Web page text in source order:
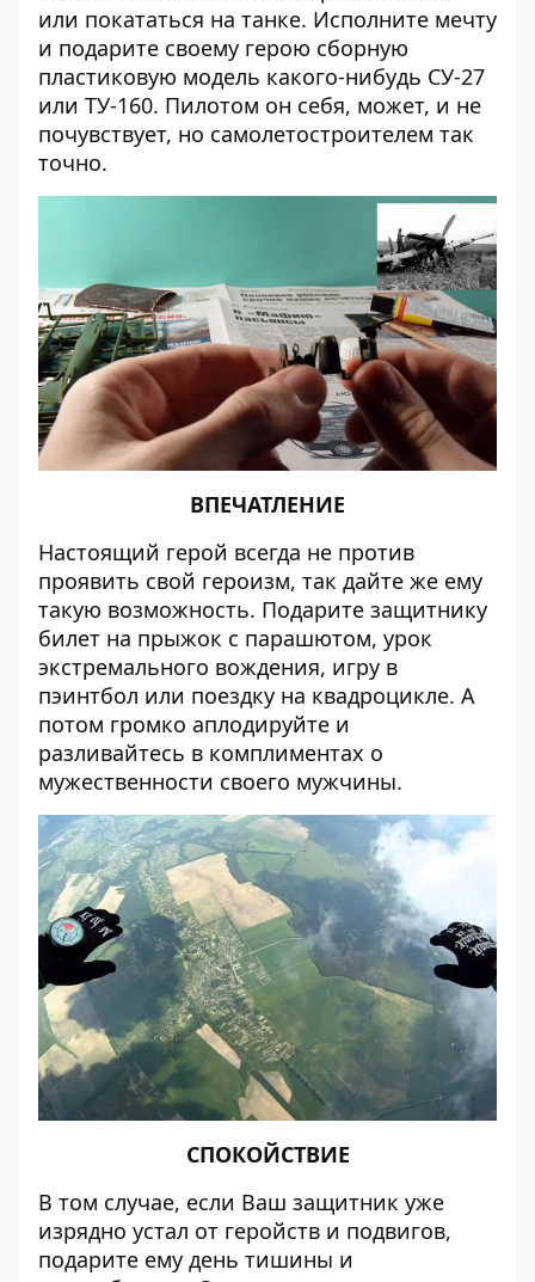
или покататься на танке. Исполните мечту
и подарите своему герою сборную
пластиковую модель какого-нибудь СУ-27
или ТУ-160. Пилотом он себя, может, и не
почувствует, но самолетостроителем так
точно.
ВПЕЧАТЛЕНИЕ
Настоящий герой всегда не против
проявить свой героизм, так дайте же ему
такую возможность. Подарите защитнику
билет на прыжок с парашютом, урок
экстремального вождения, игру в
пэинтбол или поездку на квадроцикле. А
потом громко аплодируйте и
разливайтесь в комплиментах о
мужественности своего мужчины.
СПОКОЙСТВИЕ
В том случае, если Ваш защитник уже
изрядно устал от геройств и подвигов,
подарите ему день тишины и